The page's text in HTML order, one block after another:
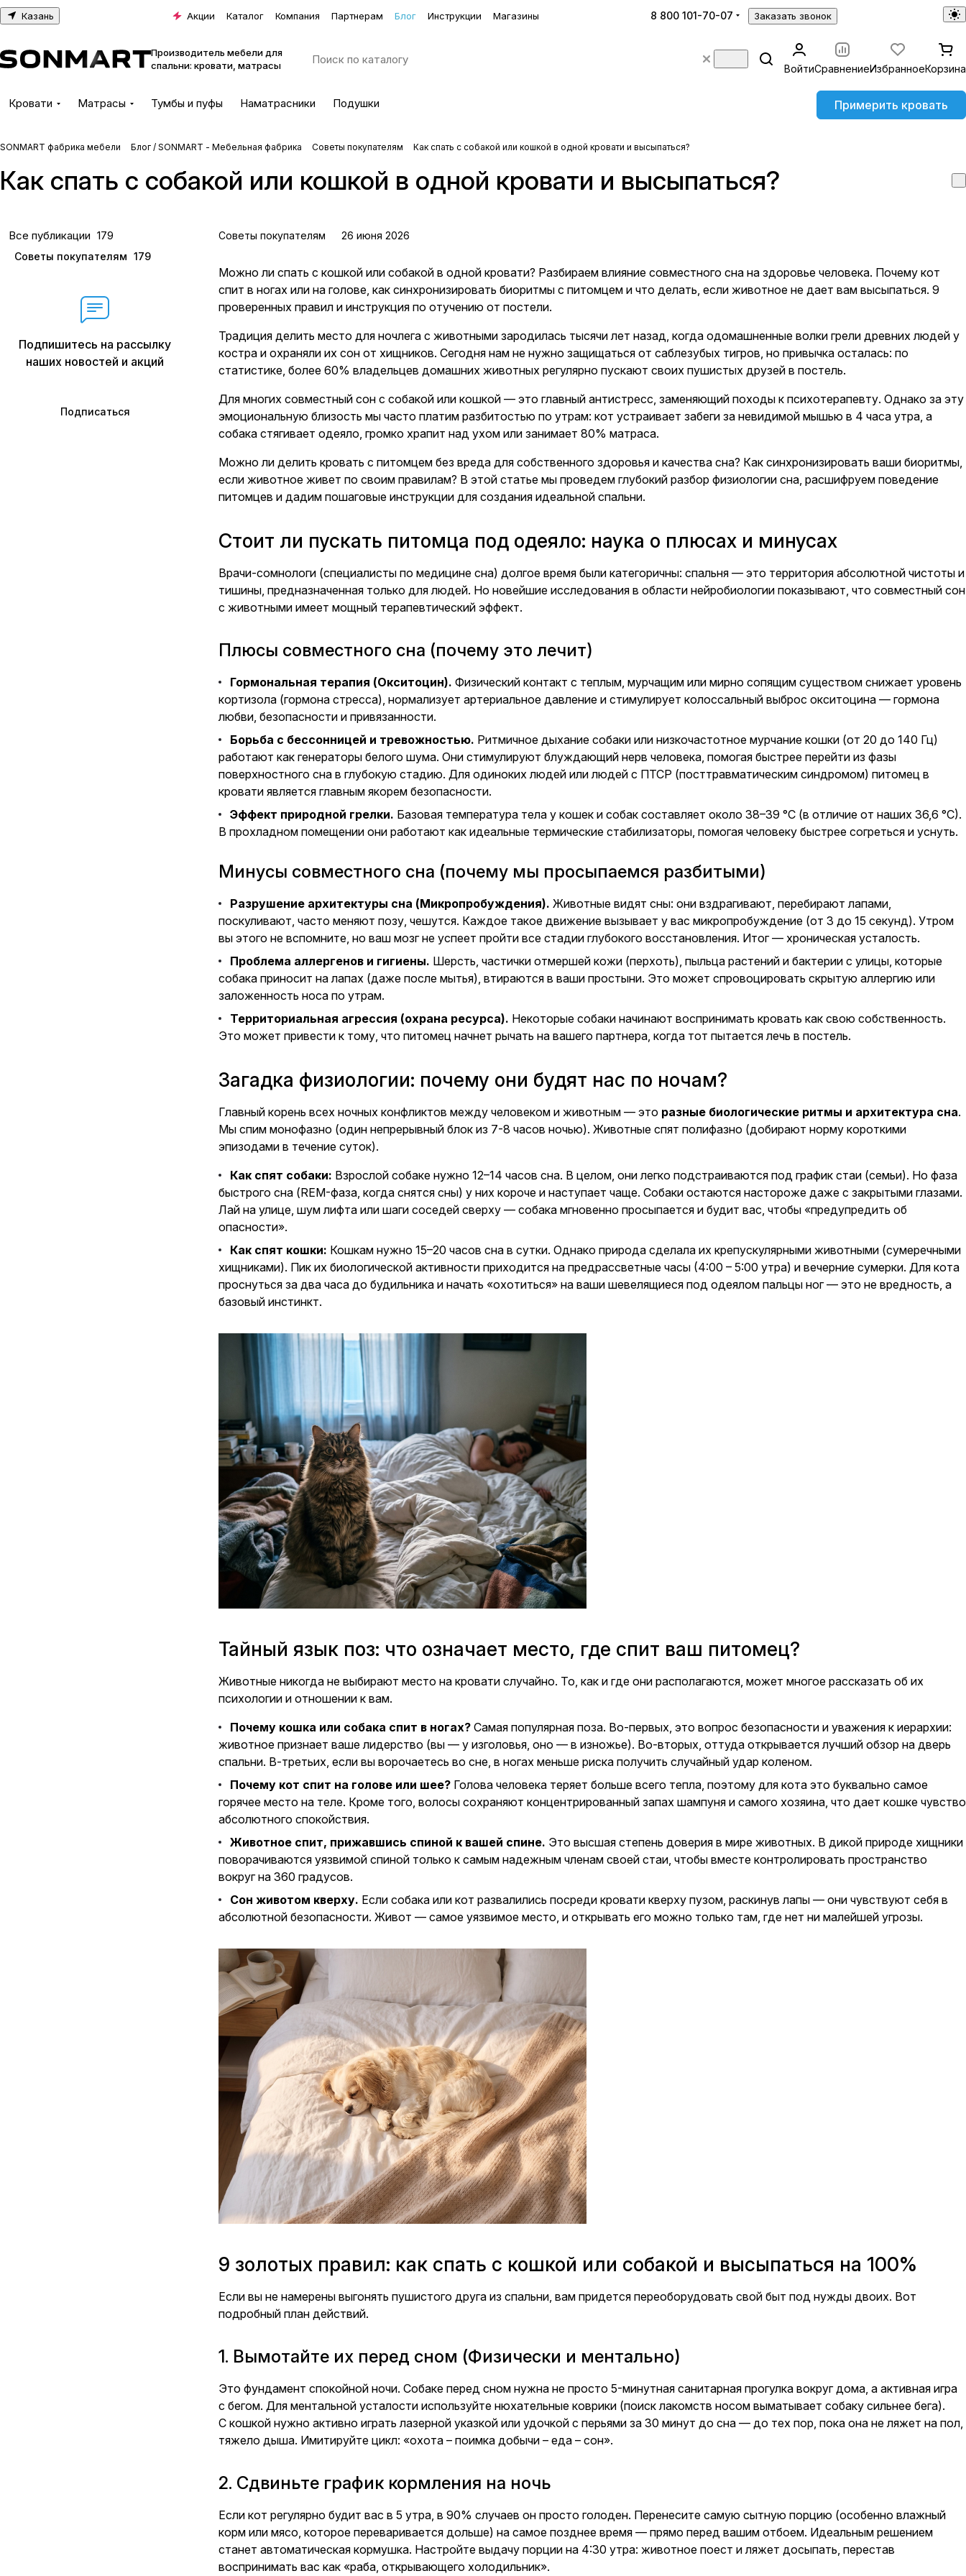
Казань Акции Каталог Компания Партнерам Блог Инструкции Магазины 8 800 101-70-07 Заказать звонок
Производитель мебели для
спальни: кровати, матрасы
ВойтиСравнениеИзбранноеКорзина
Кровати Матрасы Тумбы и пуфы Наматрасники Подушки Примерить кровать
SONMART фабрика мебели Блог / SONMART - Мебельная фабрика Советы покупателям Как спать с собакой или кошкой в одной кровати и высыпаться?
Как спать с собакой или кошкой в одной кровати и высыпаться?
Советы покупателям 26 июня 2026
Можно ли спать с кошкой или собакой в одной кровати? Разбираем влияние совместного сна на здоровье человека. Почему кот
спит в ногах или на голове, как синхронизировать биоритмы с питомцем и что делать, если животное не дает вам высыпаться. 9
проверенных правил и инструкция по отучению от постели.
Традиция делить место для ночлега с животными зародилась тысячи лет назад, когда одомашненные волки грели древних людей у
костра и охраняли их сон от хищников. Сегодня нам не нужно защищаться от саблезубых тигров, но привычка осталась: по
статистике, более 60% владельцев домашних животных регулярно пускают своих пушистых друзей в постель.
Для многих совместный сон с собакой или кошкой — это главный антистресс, заменяющий походы к психотерапевту. Однако за эту
эмоциональную близость мы часто платим разбитостью по утрам: кот устраивает забеги за невидимой мышью в 4 часа утра, а
собака стягивает одеяло, громко храпит над ухом или занимает 80% матраса.
Можно ли делить кровать с питомцем без вреда для собственного здоровья и качества сна? Как синхронизировать ваши биоритмы,
если животное живет по своим правилам? В этой статье мы проведем глубокий разбор физиологии сна, расшифруем поведение
питомцев и дадим пошаговые инструкции для создания идеальной спальни.
Стоит ли пускать питомца под одеяло: наука о плюсах и минусах
Врачи-сомнологи (специалисты по медицине сна) долгое время были категоричны: спальня — это территория абсолютной чистоты и
тишины, предназначенная только для людей. Но новейшие исследования в области нейробиологии показывают, что совместный сон
с животными имеет мощный терапевтический эффект.
Плюсы совместного сна (почему это лечит)
Гормональная терапия (Окситоцин). Физический контакт с теплым, мурчащим или мирно сопящим существом снижает уровень
кортизола (гормона стресса), нормализует артериальное давление и стимулирует колоссальный выброс окситоцина — гормона
любви, безопасности и привязанности.
Борьба с бессонницей и тревожностью. Ритмичное дыхание собаки или низкочастотное мурчание кошки (от 20 до 140 Гц)
работают как генераторы белого шума. Они стимулируют блуждающий нерв человека, помогая быстрее перейти из фазы
поверхностного сна в глубокую стадию. Для одиноких людей или людей с ПТСР (посттравматическим синдромом) питомец в
кровати является главным якорем безопасности.
Эффект природной грелки. Базовая температура тела у кошек и собак составляет около 38–39 °C (в отличие от наших 36,6 °C).
В прохладном помещении они работают как идеальные термические стабилизаторы, помогая человеку быстрее согреться и уснуть.
Минусы совместного сна (почему мы просыпаемся разбитыми)
Разрушение архитектуры сна (Микропробуждения). Животные видят сны: они вздрагивают, перебирают лапами,
поскуливают, часто меняют позу, чешутся. Каждое такое движение вызывает у вас микропробуждение (от 3 до 15 секунд). Утром
вы этого не вспомните, но ваш мозг не успеет пройти все стадии глубокого восстановления. Итог — хроническая усталость.
Проблема аллергенов и гигиены. Шерсть, частички отмершей кожи (перхоть), пыльца растений и бактерии с улицы, которые
собака приносит на лапах (даже после мытья), втираются в ваши простыни. Это может спровоцировать скрытую аллергию или
заложенность носа по утрам.
Территориальная агрессия (охрана ресурса). Некоторые собаки начинают воспринимать кровать как свою собственность.
Это может привести к тому, что питомец начнет рычать на вашего партнера, когда тот пытается лечь в постель.
Загадка физиологии: почему они будят нас по ночам?
Главный корень всех ночных конфликтов между человеком и животным — это разные биологические ритмы и архитектура сна.
Мы спим монофазно (один непрерывный блок из 7-8 часов ночью). Животные спят полифазно (добирают норму короткими
эпизодами в течение суток).
Как спят собаки: Взрослой собаке нужно 12–14 часов сна. В целом, они легко подстраиваются под график стаи (семьи). Но фаза
быстрого сна (REM-фаза, когда снятся сны) у них короче и наступает чаще. Собаки остаются настороже даже с закрытыми глазами.
Лай на улице, шум лифта или шаги соседей сверху — собака мгновенно просыпается и будит вас, чтобы «предупредить об
опасности».
Как спят кошки: Кошкам нужно 15–20 часов сна в сутки. Однако природа сделала их крепускулярными животными (сумеречными
хищниками). Пик их биологической активности приходится на предрассветные часы (4:00 – 5:00 утра) и вечерние сумерки. Для кота
проснуться за два часа до будильника и начать «охотиться» на ваши шевелящиеся под одеялом пальцы ног — это не вредность, а
базовый инстинкт.
Тайный язык поз: что означает место, где спит ваш питомец?
Животные никогда не выбирают место на кровати случайно. То, как и где они располагаются, может многое рассказать об их
психологии и отношении к вам.
Почему кошка или собака спит в ногах? Самая популярная поза. Во-первых, это вопрос безопасности и уважения к иерархии:
животное признает ваше лидерство (вы — у изголовья, оно — в изножье). Во-вторых, оттуда открывается лучший обзор на дверь
спальни. В-третьих, если вы ворочаетесь во сне, в ногах меньше риска получить случайный удар коленом.
Почему кот спит на голове или шее? Голова человека теряет больше всего тепла, поэтому для кота это буквально самое
горячее место на теле. Кроме того, волосы сохраняют концентрированный запах шампуня и самого хозяина, что дает кошке чувство
абсолютного спокойствия.
Животное спит, прижавшись спиной к вашей спине. Это высшая степень доверия в мире животных. В дикой природе хищники
поворачиваются уязвимой спиной только к самым надежным членам своей стаи, чтобы вместе контролировать пространство
вокруг на 360 градусов.
Сон животом кверху. Если собака или кот развалились посреди кровати кверху пузом, раскинув лапы — они чувствуют себя в
абсолютной безопасности. Живот — самое уязвимое место, и открывать его можно только там, где нет ни малейшей угрозы.
9 золотых правил: как спать с кошкой или собакой и высыпаться на 100%
Если вы не намерены выгонять пушистого друга из спальни, вам придется переоборудовать свой быт под нужды двоих. Вот
подробный план действий.
1. Вымотайте их перед сном (Физически и ментально)
Это фундамент спокойной ночи. Собаке перед сном нужна не просто 5-минутная санитарная прогулка вокруг дома, а активная игра
с бегом. Для ментальной усталости используйте нюхательные коврики (поиск лакомств носом выматывает собаку сильнее бега).
С кошкой нужно активно играть лазерной указкой или удочкой с перьями за 30 минут до сна — до тех пор, пока она не ляжет на пол,
тяжело дыша. Имитируйте цикл: «охота – поимка добычи – еда – сон».
2. Сдвиньте график кормления на ночь
Если кот регулярно будит вас в 5 утра, в 90% случаев он просто голоден. Перенесите самую сытную порцию (особенно влажный
корм или мясо, которое переваривается дольше) на самое позднее время — прямо перед вашим отбоем. Идеальным решением
станет автоматическая кормушка. Настройте выдачу порции на 4:30 утра: животное поест и ляжет досыпать, перестав
воспринимать вас как «раба, открывающего холодильник».
Все публикации 179
Советы покупателям 179
Подпишитесь на рассылку
наших новостей и акций
Подписаться